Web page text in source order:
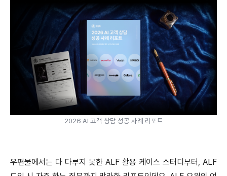
2026 AI 고객 상담 성공 사례 리포트
우편물에서는 다 다루지 못한 ALF 활용 케이스 스터디부터, ALF